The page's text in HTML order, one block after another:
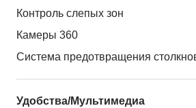
Контроль слепых зон
Камеры 360
Система предотвращения
Удобства/Мультимедиа